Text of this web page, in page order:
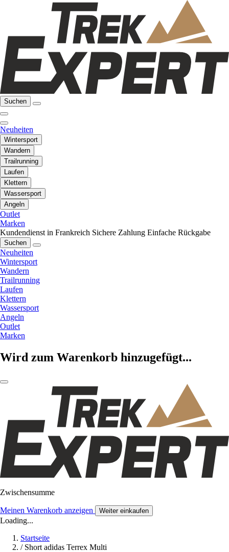
Suchen
Neuheiten
Wintersport
Wandern
Trailrunning
Laufen
Klettern
Wassersport
Angeln
Outlet
Marken
Kundendienst in Frankreich Sichere Zahlung Einfache Rückgabe
Suchen
Neuheiten
Wintersport
Wandern
Trailrunning
Laufen
Klettern
Wassersport
Angeln
Outlet
Marken
Wird zum Warenkorb hinzugefügt...
Zwischensumme
Meinen Warenkorb anzeigen Weiter einkaufen
Loading...
Startseite
/ Short adidas Terrex Multi